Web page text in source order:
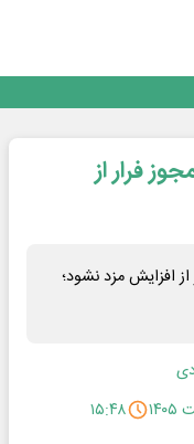
فرار از
افزایش مزد نشود؛
۱۵:۴۸